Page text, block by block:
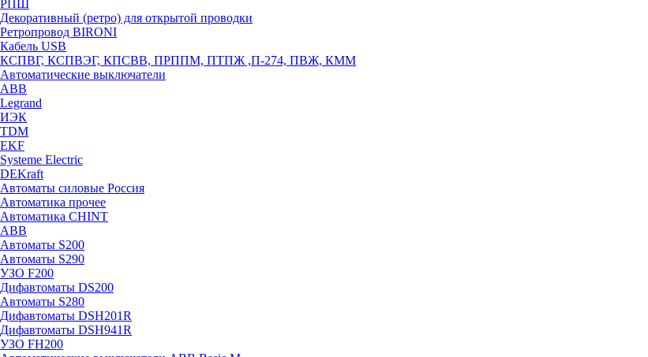
РПШ
Декоративный (ретро) для открытой проводки
Ретропровод BIRONI
Кабель USB
КСПВГ, КСПВЭГ, КПСВВ, ПРППМ, ПТПЖ ,П-274, ПВЖ, КММ
Автоматические выключатели
ABB
Legrand
ИЭК
TDM
EKF
Systeme Electric
DEKraft
Автоматы силовые Россия
Автоматика прочее
Автоматика CHINT
ABB
Автоматы S200
Автоматы S290
УЗО F200
Дифавтоматы DS200
Автоматы S280
Дифавтоматы DSH201R
Дифавтоматы DSH941R
УЗО FH200